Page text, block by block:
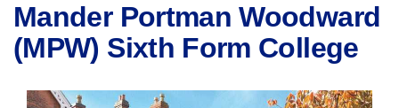
Mander Portman Woodward
(MPW) Sixth Form College